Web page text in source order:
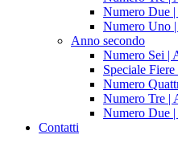
Numero Due
Numero Uno
Anno secondo
Numero Sei |
Speciale
Numero
Numero Tre |
Numero Due
Contatti